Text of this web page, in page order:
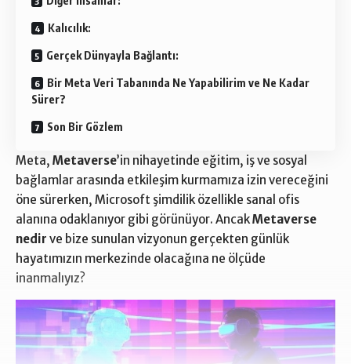
Kalıcılık:
Gerçek Dünyayla Bağlantı:
Bir Meta Veri Tabanında Ne Yapabilirim ve Ne Kadar
Sürer?
Son Bir Gözlem
Meta, Metaverse’in nihayetinde eğitim, iş ve sosyal
bağlamlar arasında etkileşim kurmamıza izin vereceğini
öne sürerken, Microsoft şimdilik özellikle sanal ofis
alanına odaklanıyor gibi görünüyor. AncakMetaverse
nedir ve bize sunulan vizyonun gerçekten günlük
hayatımızın merkezinde olacağına ne ölçüde
inanmalıyız?